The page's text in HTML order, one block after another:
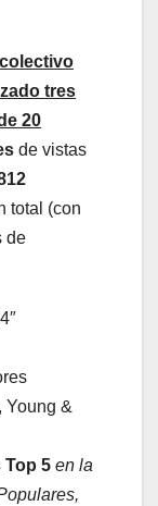
tres
20
de vistas
total (con
de
Young &
Top 5 en la